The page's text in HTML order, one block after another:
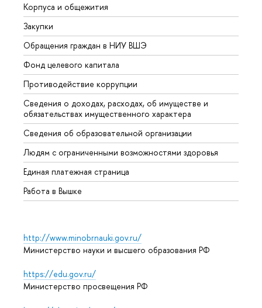
Корпуса и общежития
Закупки
Обращения граждан в НИУ ВШЭ
Фонд целевого капитала
Противодействие коррупции
Сведения о доходах, расходах, об имуществе и
обязательствах имущественного характера
Сведения об образовательной организации
Людям с ограниченными возможностями здоровья
Единая платежная страница
Работа в Вышке
http://www.minobrnauki.gov.ru/
Министерство науки и высшего образования РФ
https://edu.gov.ru/
Министерство просвещения РФ